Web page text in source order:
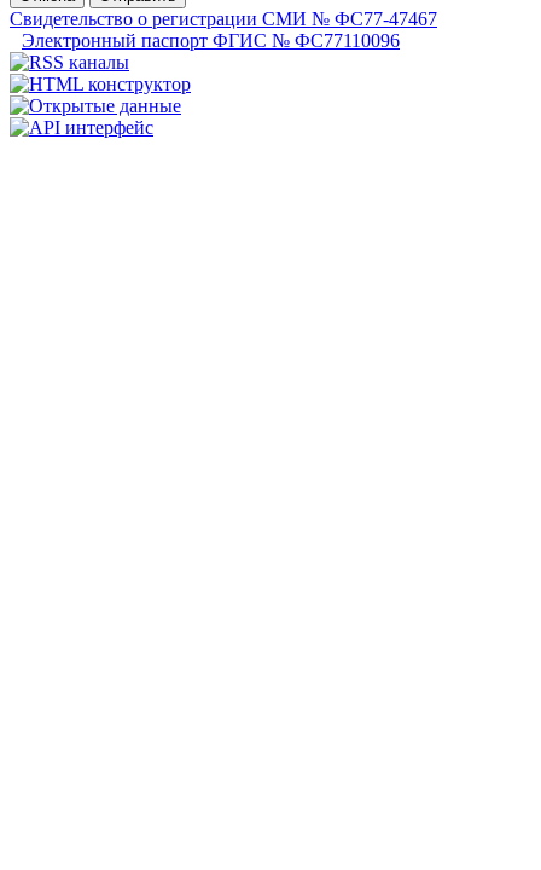
Свидетельство о регистрации СМИ № ФС77-47467
Электронный паспорт ФГИС № ФС77110096